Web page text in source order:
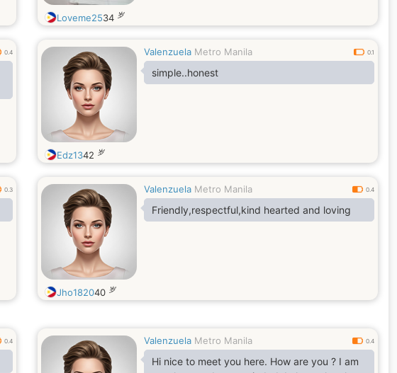
Loveme2534 岁
0.4 Valenzuela Metro Manila 0.1
simple..honest
Edz1342 岁
0.3 Valenzuela Metro Manila 0.4
Friendly,respectful,kind hearted and loving
Jho182040 岁
0.4 Valenzuela Metro Manila 0.4
Hi nice to meet you here. How are you ? I am